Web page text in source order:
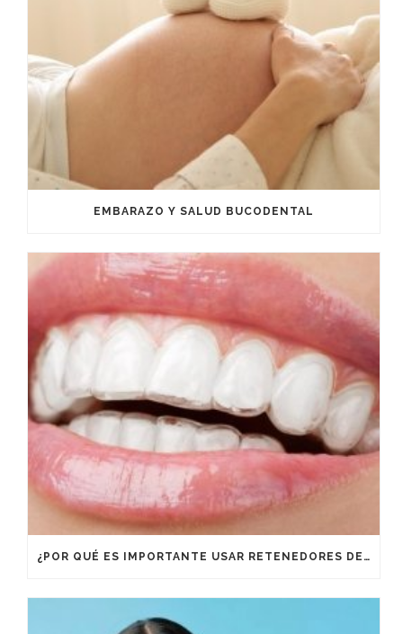
EMBARAZO Y SALUD BUCODENTAL
¿POR QUÉ ES IMPORTANTE USAR RETENEDORES DESPUÉS DE UN TRATAMIENTO DE ORTODONCIA?